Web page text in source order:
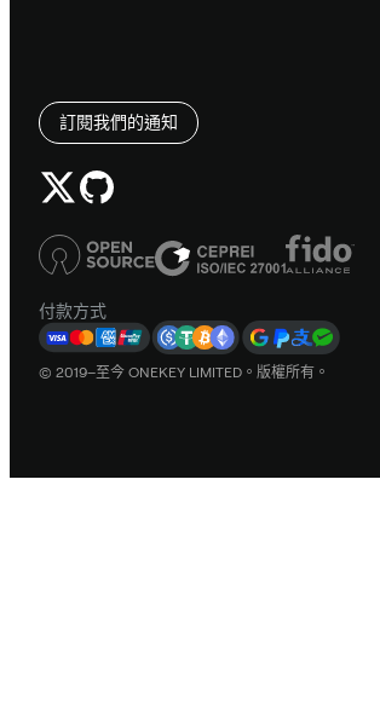
訂閱我們的通知
付款方式
© 2019–至今 ONEKEY LIMITED。版權所有。